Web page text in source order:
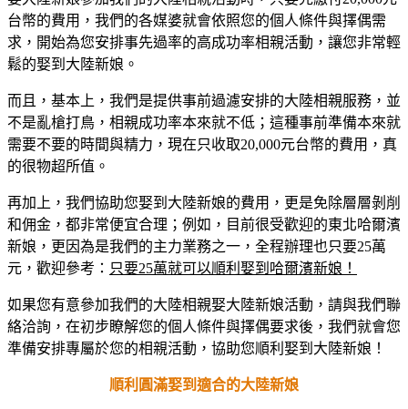
台幣的費用，我們的各媒婆就會依照您的個人條件與擇偶需
求，開始為您安排事先過率的高成功率相親活動，讓您非常輕
鬆的娶到大陸新娘。
而且，基本上，我們是提供事前過濾安排的大陸相親服務，並
不是亂槍打鳥，相親成功率本來就不低；這種事前準備本來就
需要不要的時間與精力，現在只收取20,000元台幣的費用，真
的很物超所值。
再加上，我們協助您娶到大陸新娘的費用，更是免除層層剝削
和佣金，都非常便宜合理；例如，目前很受歡迎的東北哈爾濱
新娘，更因為是我們的主力業務之一，全程辦理也只要25萬
元，歡迎參考： 只要25萬就可以順利娶到哈爾濱新娘！
如果您有意參加我們的大陸相親娶大陸新娘活動，請與我們聯
絡洽詢，在初步瞭解您的個人條件與擇偶要求後，我們就會您
準備安排專屬於您的相親活動，協助您順利娶到大陸新娘！
順利圓滿娶到適合的大陸新娘